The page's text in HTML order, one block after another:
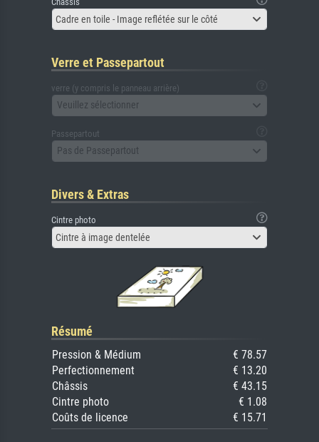
Cadre en toile - Image reflétée sur le côté
Verre et Passepartout
verre (y compris le panneau arrière)
Veuillez sélectionner
Passepartout
Pas de Passepartout
Divers & Extras
Cintre photo
Cintre à image dentelée
Résumé
Pression & Médium
€ 78.57
Perfectionnement
€ 13.20
Châssis
€ 43.15
Cintre photo
€ 1.08
Coûts de licence
€ 15.71